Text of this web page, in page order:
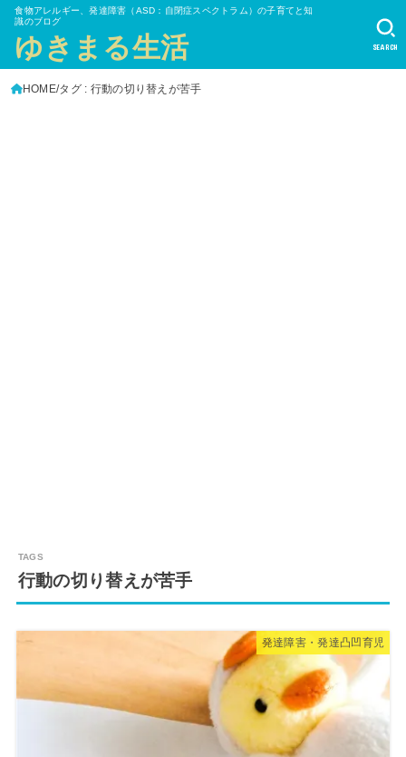
食物アレルギー、発達障害（ASD：自閉症スペクトラム）の子育てと知
識のブログ
ゆきまる生活 SEARCH
HOME タグ : 行動の切り替えが苦手
行動の切り替えが苦手
発達障害・発達凸凹育児